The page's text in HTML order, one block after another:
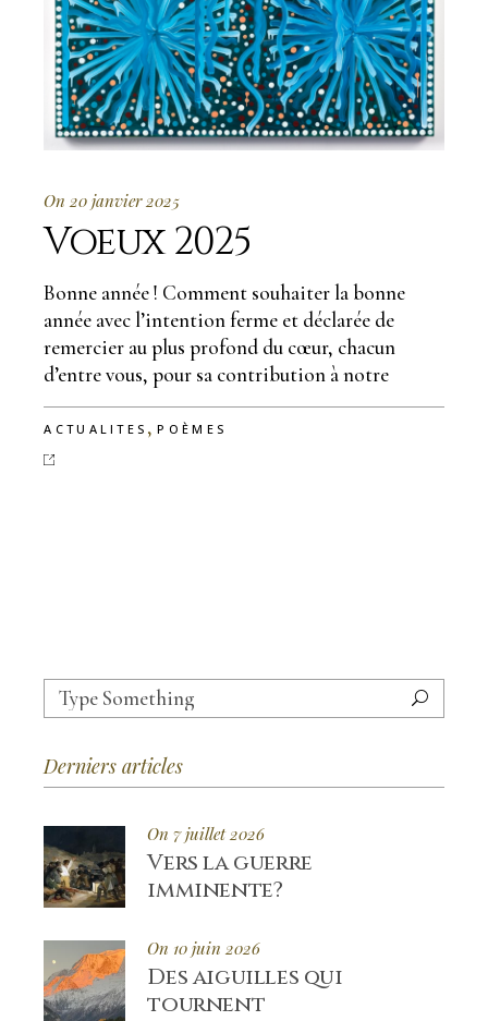
On 20 janvier 2025
Voeux 2025
Bonne année ! Comment souhaiter la bonne
année avec l’intention ferme et déclarée de
remercier au plus profond du cœur, chacun
d’entre vous, pour sa contribution à notre
ACTUALITES ,POÈMES
Search
for:
Derniers articles
On 7 juillet 2026
Vers la guerre
imminente?
On 10 juin 2026
Des aiguilles qui
tournent